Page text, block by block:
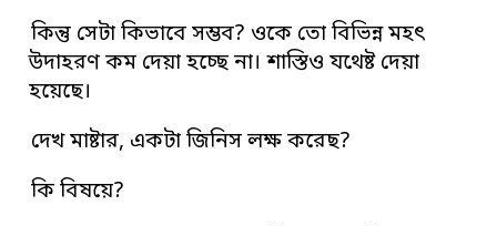
কিন্তু সেটা কিভাবে সম্ভব? ওকে তো বিভিন্ন মহৎ
উদাহরণ কম দেয়া হচ্ছে না। শাস্তিও যথেষ্ট দেয়া
হয়েছে।
দেখ মাষ্টার, একটা জিনিস লক্ষ করেছ?
কি বিষয়ে?